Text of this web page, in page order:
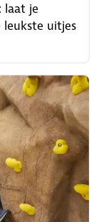
laat je
leukste uitjes